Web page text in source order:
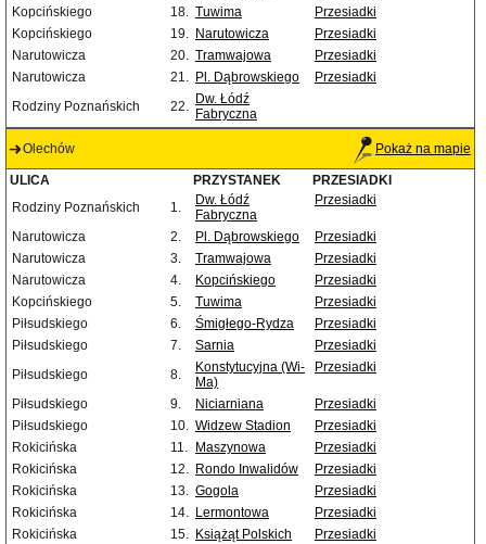
Kopcińskiego
18. Tuwima
Przesiadki
Kopcińskiego
19. Narutowicza
Przesiadki
Narutowicza
20. Tramwajowa
Przesiadki
Narutowicza
21. Pl. Dąbrowskiego
Przesiadki
Rodziny Poznańskich
22. Dw. Łódź
Fabryczna
Olechów Pokaż na mapie
ULICA PRZYSTANEK
PRZESIADKI
Rodziny Poznańskich
1.
Dw. Łódź
Fabryczna
Przesiadki
Narutowicza 2. Pl. Dąbrowskiego
Przesiadki
Narutowicza
3. Tramwajowa
Przesiadki
Narutowicza
4. Kopcińskiego
Przesiadki
Kopcińskiego
5. Tuwima
Przesiadki
Piłsudskiego
6. Śmigłego-Rydza
Przesiadki
Piłsudskiego
7. Sarnia
Przesiadki
Piłsudskiego
8.
Konstytucyjna (Wi-
Ma)
Przesiadki
Piłsudskiego 9. Niciarniana
Przesiadki
Piłsudskiego
10. Widzew Stadion
Przesiadki
Rokicińska
11. Maszynowa
Przesiadki
Rokicińska
12. Rondo Inwalidów
Przesiadki
Rokicińska
13. Gogola
Przesiadki
Rokicińska
14. Lermontowa
Przesiadki
Rokicińska
15. Książąt Polskich
Przesiadki